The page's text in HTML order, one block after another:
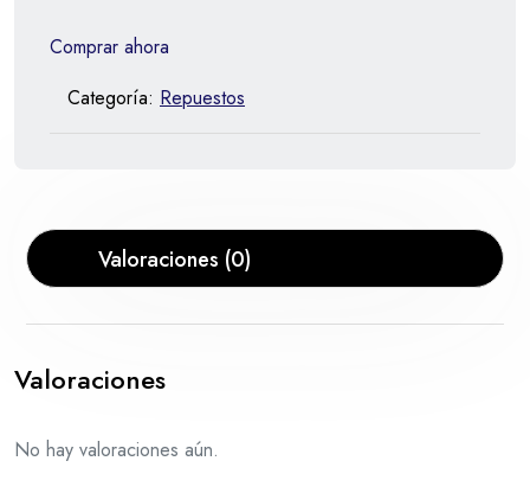
Comprar ahora
Categoría: Repuestos
Valoraciones (0)
Valoraciones
No hay valoraciones aún.